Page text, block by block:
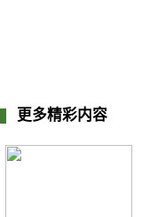
更多精彩内容